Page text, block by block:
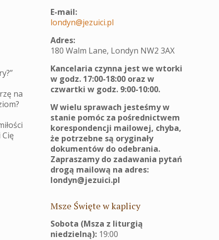
na
E-mail:
londyn@jezuici.pl
Adres:
180 Walm Lane, Londyn NW2 3AX
Kancelaria czynna jest we wtorki
w godz. 17:00-18:00 oraz w
czwartki w godz. 9:00-10:00.
W wielu sprawach jesteśmy w
stanie pomóc za pośrednictwem
korespondencji mailowej, chyba,
że potrzebne są oryginały
dokumentów do odebrania.
Zapraszamy do zadawania pytań
drogą mailową na adres:
londyn@jezuici.pl
Msze Święte w kaplicy
Sobota (Msza z liturgią
niedzielną): 19:00